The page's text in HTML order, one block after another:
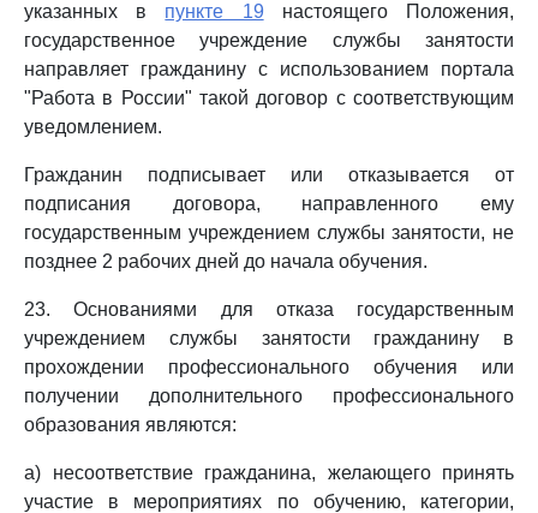
указанных в пункте 19 настоящего Положения,
государственное учреждение службы занятости
направляет гражданину с использованием портала
"Работа в России" такой договор с соответствующим
уведомлением.
Гражданин подписывает или отказывается от
подписания договора, направленного ему
государственным учреждением службы занятости, не
позднее 2 рабочих дней до начала обучения.
23. Основаниями для отказа государственным
учреждением службы занятости гражданину в
прохождении профессионального обучения или
получении дополнительного профессионального
образования являются:
а) несоответствие гражданина, желающего принять
участие в мероприятиях по обучению, категории,